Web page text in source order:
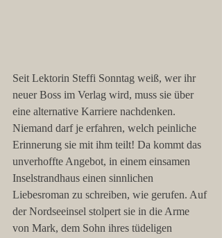
Seit Lektorin Steffi Sonntag weiß, wer ihr
neuer Boss im Verlag wird, muss sie über
eine alternative Karriere nachdenken.
Niemand darf je erfahren, welch peinliche
Erinnerung sie mit ihm teilt! Da kommt das
unverhoffte Angebot, in einem einsamen
Inselstrandhaus einen sinnlichen
Liebesroman zu schreiben, wie gerufen. Auf
der Nordseeinsel stolpert sie in die Arme
von Mark, dem Sohn ihres tüdeligen